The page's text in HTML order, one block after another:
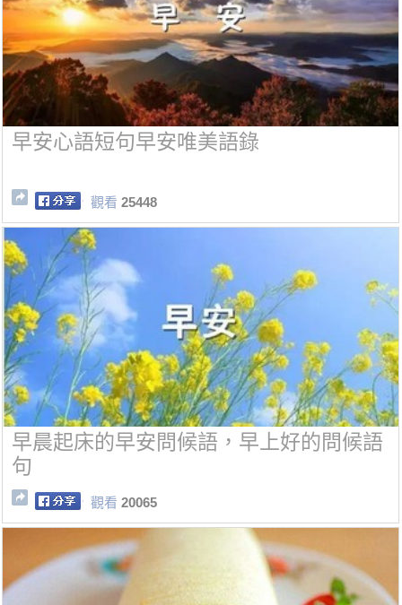
早安心語短句早安唯美語錄
觀看 25448
早晨起床的早安問候語，早上好的問候語
句
觀看 20065